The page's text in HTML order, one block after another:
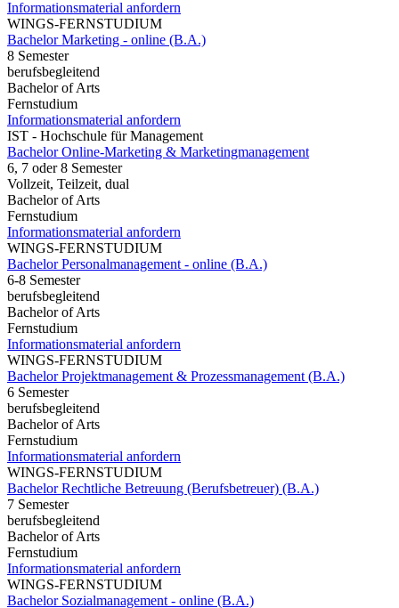
Informationsmaterial anfordern
WINGS-FERNSTUDIUM
Bachelor Marketing - online (B.A.)
8 Semester
berufsbegleitend
Bachelor of Arts
Fernstudium
Informationsmaterial anfordern
IST - Hochschule für Management
Bachelor Online-Marketing & Marketingmanagement
6, 7 oder 8 Semester
Vollzeit, Teilzeit, dual
Bachelor of Arts
Fernstudium
Informationsmaterial anfordern
WINGS-FERNSTUDIUM
Bachelor Personalmanagement - online (B.A.)
6-8 Semester
berufsbegleitend
Bachelor of Arts
Fernstudium
Informationsmaterial anfordern
WINGS-FERNSTUDIUM
Bachelor Projektmanagement & Prozessmanagement (B.A.)
6 Semester
berufsbegleitend
Bachelor of Arts
Fernstudium
Informationsmaterial anfordern
WINGS-FERNSTUDIUM
Bachelor Rechtliche Betreuung (Berufsbetreuer) (B.A.)
7 Semester
berufsbegleitend
Bachelor of Arts
Fernstudium
Informationsmaterial anfordern
WINGS-FERNSTUDIUM
Bachelor Sozialmanagement - online (B.A.)